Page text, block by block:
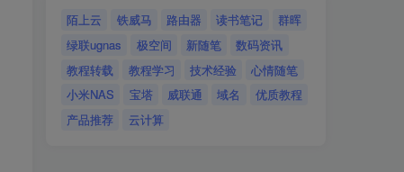
陌上云 铁威马 路由器 读书笔记
群晖
绿联ugnas
极空间 新随笔
数码资讯
教程转载
教程学习 技术经验
心情随笔
小米NAS
宝塔 威联通 域名
优质教程
产品推荐
云计算